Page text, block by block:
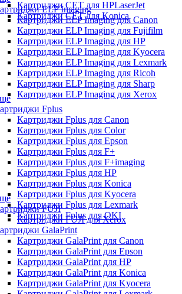
Картриджи CET для HPLaserJet
Картриджи CET для Konica
ELP Imaging
Картриджи ELP Imaging для Canon
Картриджи ELP Imaging для Fujifilm
Картриджи ELP Imaging для HP
Картриджи ELP Imaging для Kyocera
Картриджи ELP Imaging для Lexmark
Картриджи ELP Imaging для Ricoh
Картриджи ELP Imaging для Sharp
Картриджи ELP Imaging для Xerox
Fplus
Картриджи Fplus для Canon
Картриджи Fplus для Color
Картриджи Fplus для Epson
Картриджи Fplus для F+
Картриджи Fplus для F+imaging
Картриджи Fplus для HP
Картриджи Fplus для Konica
Картриджи Fplus для Kyocera
Картриджи Fplus для Lexmark
Картриджи Fplus для OKI
FUJI
Картриджи FUJI для Xerox
GalaPrint
Картриджи GalaPrint для Canon
Картриджи GalaPrint для Epson
Картриджи GalaPrint для HP
Картриджи GalaPrint для Konica
Картриджи GalaPrint для Kyocera